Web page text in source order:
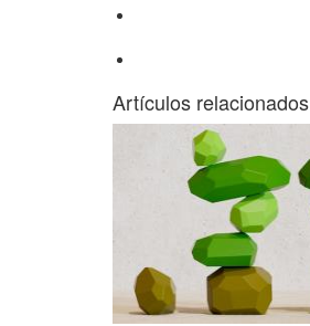
Artículos relacionados